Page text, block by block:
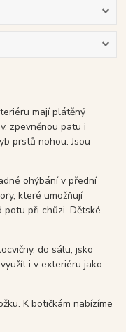
mají plátěný
zpevněnou patu i
prstů nohou. Jsou
ohýbání v přední
které umožňují
při chůzi. Dětské
do sálu, jsko
i v exteriéru jako
K botičkám nabízíme